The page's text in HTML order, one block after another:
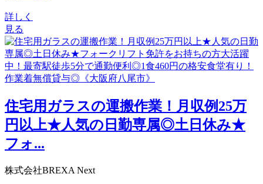
詳しく
見る
住宅用ガラスの運搬作業！月収例25万
円以上★人気の日勤専属◎土日休み★
フォ...
株式会社BREXA Next